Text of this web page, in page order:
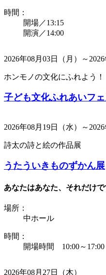
時間：
開場／13:15
開演／14:00
2026年08月03日（月）～2026
ホンモノの文化にふれよう！
子ども文化ふれあいフ
2026年08月19日（水）～2026
詩太の詩と絵の作品展
うたういきものずかん展
あなたはあなた、それだけで
場所：
中ホール
時間：
開場時間 10:00～17:00
2026年08月27日（木）